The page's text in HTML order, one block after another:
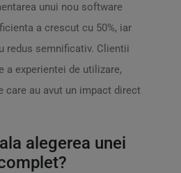
unui nou software
a crescut cu 50%, iar
redus semnificativ. Clientii
a experientei de utilizare,
care au avut un impact direct
alegerea unei